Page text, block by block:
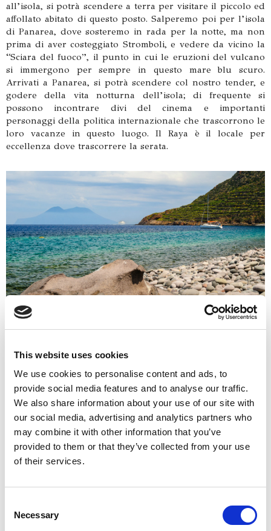
This website uses cookies
We use cookies to personalise content and ads, to
provide social media features and to analyse our traffic.
We also share information about your use of our site with
our social media, advertising and analytics partners who
may combine it with other information that you’ve
provided to them or that they’ve collected from your use
of their services.
Selection
Necessary
all’isola, si potrà scendere a terra per visitare il piccolo ed
affollato abitato di questo posto. Salperemo poi per l’isola
di Panarea, dove sosteremo in rada per la notte, ma non
prima di aver costeggiato Stromboli, e vedere da vicino la
“Sciara del fuoco”, il punto in cui le eruzioni del vulcano
si immergono per sempre in questo mare blu scuro.
Arrivati a Panarea, si potrà scendere col nostro tender, e
godere della vita notturna dell’isola; di frequente si
possono incontrare divi del cinema e importanti
personaggi della politica internazionale che trascorrono le
loro vacanze in questo luogo. Il Raya è il locale per
eccellenza dove trascorrere la serata.
giorno 4:
Le acque della rada di Panarea sembrano un lago la
mattina presto, i primi raggi di sole che illuminano l’isola
la dipingono di rossastro; le casette bianche a forma di
cubo agglomerate tra loro contrastano con la natura
selvaggia e la bassa vegetazione di questa terra, le viuzze e
i vicoletti contornate ovunque da palme di fichi d’india
sono uno spettacolo a vedersi. Oggi rimarremo nei paraggi
dell’isola, ci sposteremo dapprima tra gli scogli di Lisca
bianca e Lisca nera, faremo dello snorkeling in un posto
sottosuolo vulcanico spuntano nei fondali incontaminati di
centro della terra sarà un’esperienza indimenticabile. Nel
pomeriggio, dopo pranzo ci sposteremo lentamente presso